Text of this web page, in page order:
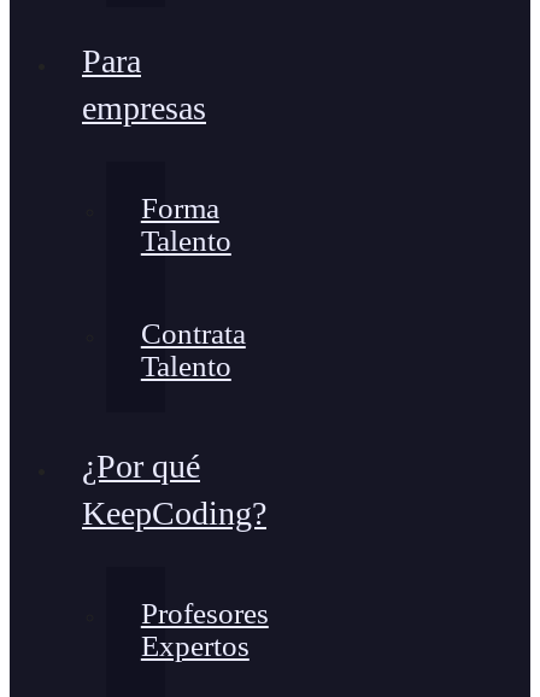
Para
empresas
Forma
Talento
Contrata
Talento
¿Por qué
KeepCoding?
Profesores
Expertos